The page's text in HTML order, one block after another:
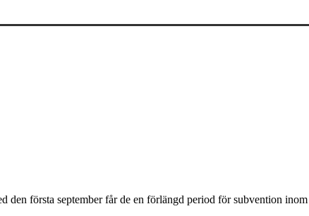
första september får de en förlängd period för subvention